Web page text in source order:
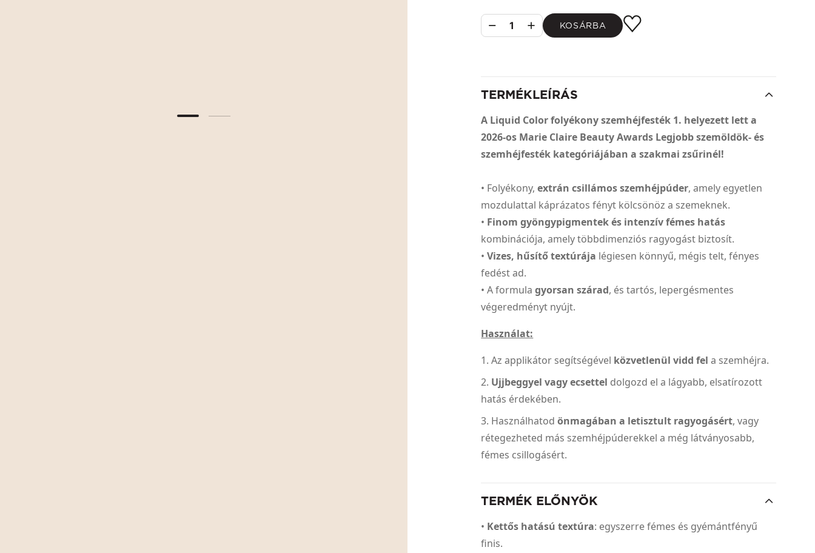
1 KOSÁRBA
TERMÉKLEÍRÁS
A Liquid Color folyékony szemhéjfesték 1. helyezett lett a
2026-os Marie Claire Beauty Awards Legjobb szemöldök- és
szemhéjfesték kategóriájában a szakmai zsűrinél!
• Folyékony,extrán csillámos szemhéjpúder, amely egyetlen
mozdulattal káprázatos fényt kölcsönöz a szemeknek.
• Finom gyöngypigmentek és intenzív fémes hatás
kombinációja, amely többdimenziós ragyogást biztosít.
•Vizes, hűsítő textúrája légiesen könnyű, mégis telt, fényes
fedést ad.
• A formulagyorsan szárad, és tartós, lepergésmentes
végeredményt nyújt.
Használat:
Az applikátor segítségével közvetlenül vidd fel a szemhéjra.
Ujjbeggyel vagy ecsettel dolgozd el a lágyabb, elsatírozott
hatás érdekében.
Használhatodönmagában a letisztult ragyogásért, vagy
rétegezheted más szemhéjpúderekkel a még látványosabb,
fémes csillogásért.
TERMÉK ELŐNYÖK
• Kettős hatású textúra: egyszerre fémes és gyémántfényű
finis.